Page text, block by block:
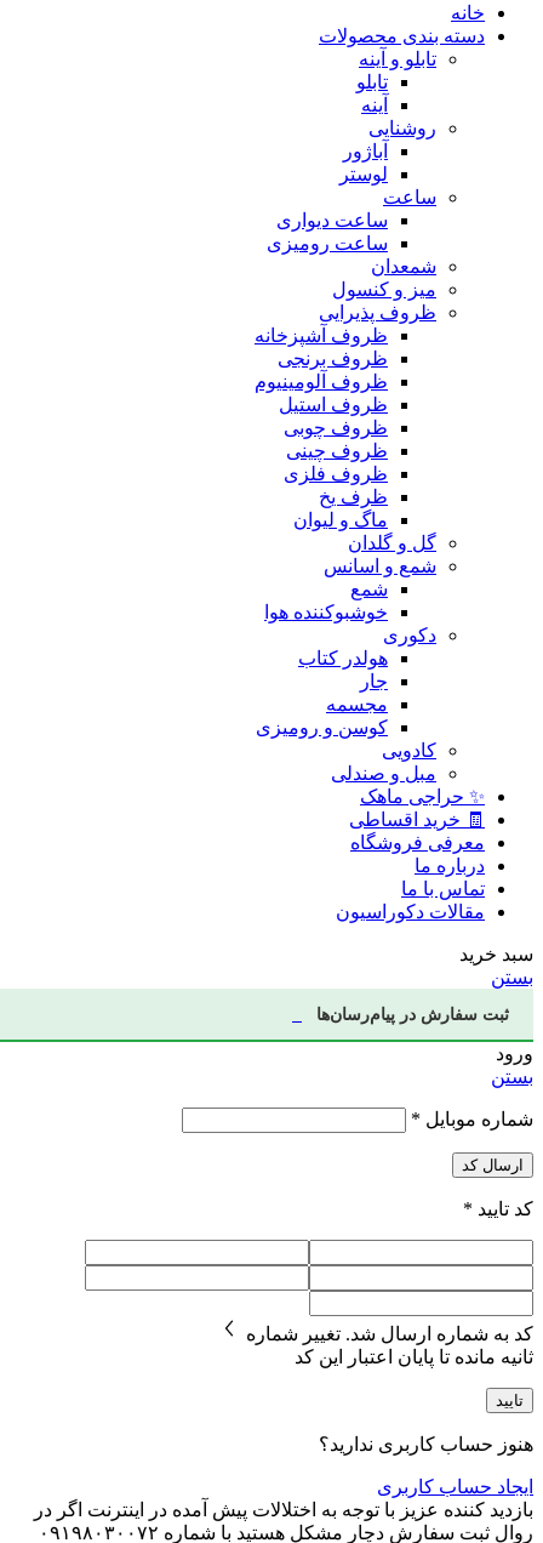
خانه
دسته بندی محصولات
تابلو و آینه
تابلو
آینه
روشنایی
آباژور
لوستر
ساعت
ساعت دیواری
ساعت رومیزی
شمعدان
میز و کنسول
ظروف پذیرایی
ظروف آشپزخانه
ظروف برنجی
ظروف آلومینیوم
ظروف استیل
ظروف چوبی
ظروف چینی
ظروف فلزی
ظرف یخ
ماگ و لیوان
گل و گلدان
شمع و اسانس
شمع
خوشبوکننده هوا
دکوری
هولدر کتاب
جار
مجسمه
کوسن و رومیزی
کادویی
مبل و صندلی
✨ حراجی ماهک
🧾 خرید اقساطی
معرفی فروشگاه
درباره ما
تماس با ما
مقالات دکوراسیون
سبد خرید
بستن
ثبت سفارش در پیام‌رسان‌ها
ورود
بستن
شماره موبایل *
ارسال کد
کد تایید *
کد به شماره ارسال شد. تغییر شماره
ثانیه مانده تا پایان اعتبار این کد
تایید
هنوز حساب کاربری ندارید؟
ایجاد حساب کاربری
بازدید کننده عزیز با توجه به اختلالات پیش آمده در اینترنت اگر در
روال ثبت سفارش دچار مشکل هستید با شماره ۰۹۱۹۸۰۳۰۰۷۲